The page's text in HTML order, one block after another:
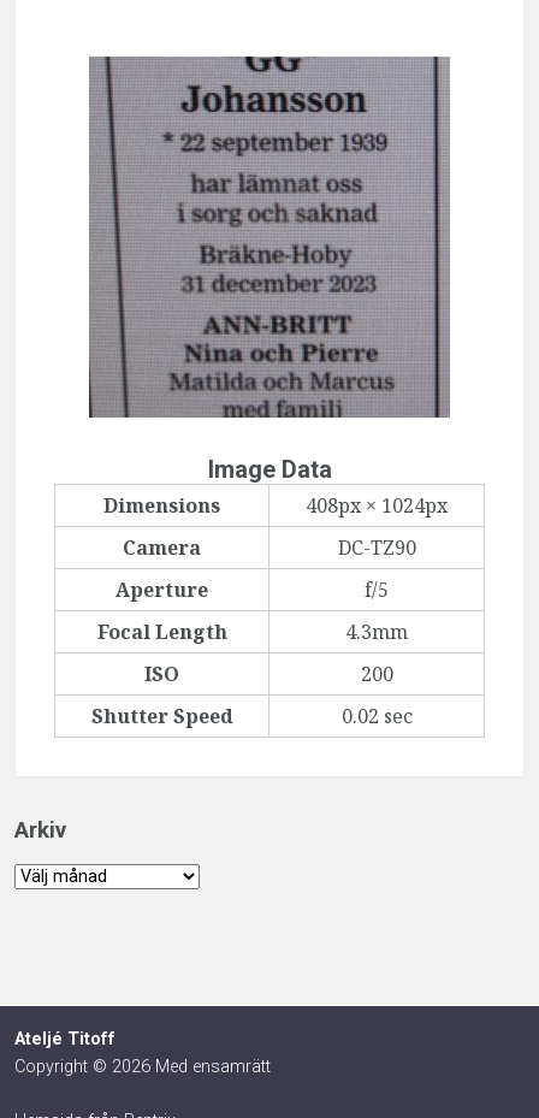
Image Data
Dimensions
408px × 1024px
Camera
DC-TZ90
Aperture
f/5
Focal Length
4.3mm
ISO
200
Shutter Speed
0.02 sec
Arkiv
Arkiv
Ateljé Titoff
Copyright © 2026 Med ensamrätt